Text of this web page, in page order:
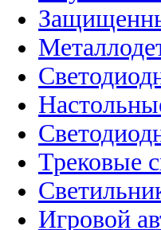
Трековые
Игровой